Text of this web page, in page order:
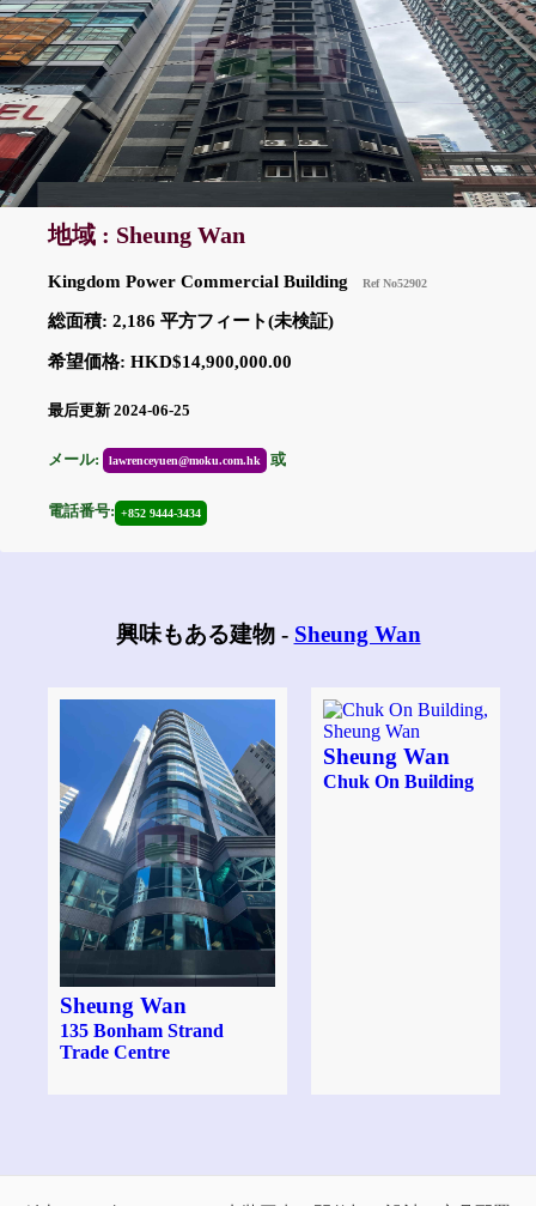
地域 : Sheung Wan
Kingdom Power Commercial Building Ref No52902
総面積: 2,186 平方フィート(未検証)
希望価格: HKD$14,900,000.00
最后更新 2024-06-25
メール: lawrenceyuen@moku.com.hk 或
電話番号: +852 9444-3434
興味もある建物 - Sheung Wan
Sheung Wan
135 Bonham Strand
Trade Centre
Sheung Wan
Chuk On Building